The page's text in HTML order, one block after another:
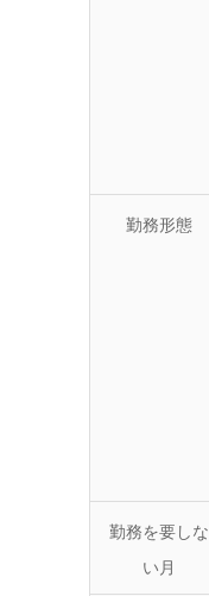
勤務形態
勤務を要しな
い月